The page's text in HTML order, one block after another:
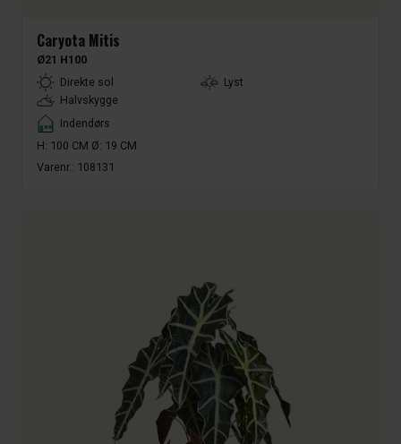
Caryota Mitis
Ø21 H100
LightTypeDirekte sol
Lyst
Halvskygge
Placement
Indendørs
H: 100 CM Ø: 19 CM
Varenr.: 108131